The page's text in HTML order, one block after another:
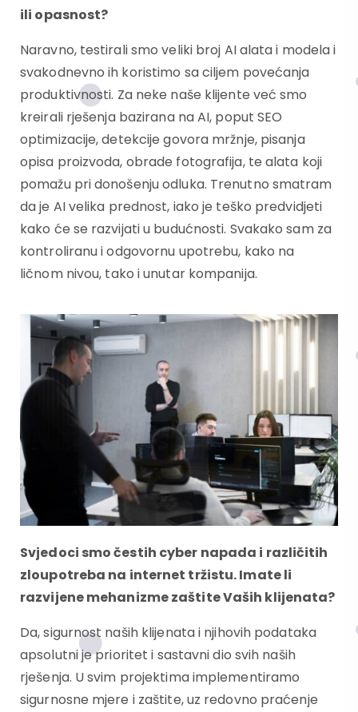
ili opasnost?
Naravno, testirali smo veliki broj AI alata i modela i
svakodnevno ih koristimo sa ciljem povećanja
produktivnosti. Za neke naše klijente već smo
kreirali rješenja bazirana na AI, poput SEO
optimizacije, detekcije govora mržnje, pisanja
opisa proizvoda, obrade fotografija, te alata koji
pomažu pri donošenju odluka. Trenutno smatram
da je AI velika prednost, iako je teško predvidjeti
kako će se razvijati u budućnosti. Svakako sam za
kontroliranu i odgovornu upotrebu, kako na
ličnom nivou, tako i unutar kompanija.
Svjedoci smo čestih cyber napada i različitih
zloupotreba na internet tržistu.Imate li
razvijene mehanizme zaštite Vaših klijenata?
Da, sigurnost naših klijenata i njihovih podataka
apsolutni je prioritet i sastavni dio svih naših
rješenja. U svim projektima implementiramo
sigurnosne mjere i zaštite, uz redovno praćenje